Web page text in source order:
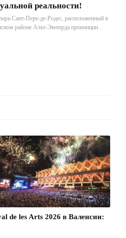
реальности!
Сант-Пере-де-Родес, расположенный в
районе Альт-Эмпорда провинции
de les Arts 2026 в Валенсии: